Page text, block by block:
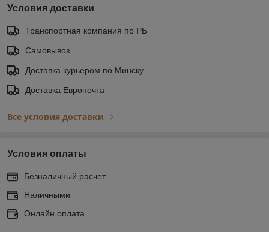
Условия доставки
Транспортная компания по РБ
Самовывоз
Доставка курьером по Минску
Доставка Европочта
Все условия доставки
Условия оплаты
Безналичный расчет
Наличными
Онлайн оплата